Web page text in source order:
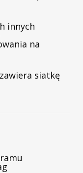
innych
na
siatkę